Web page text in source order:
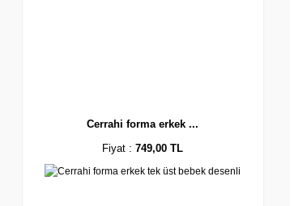
Cerrahi forma erkek ...
Fiyat :749,00 TL